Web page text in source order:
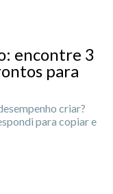
encontre 3
para
criar?
para copiar e